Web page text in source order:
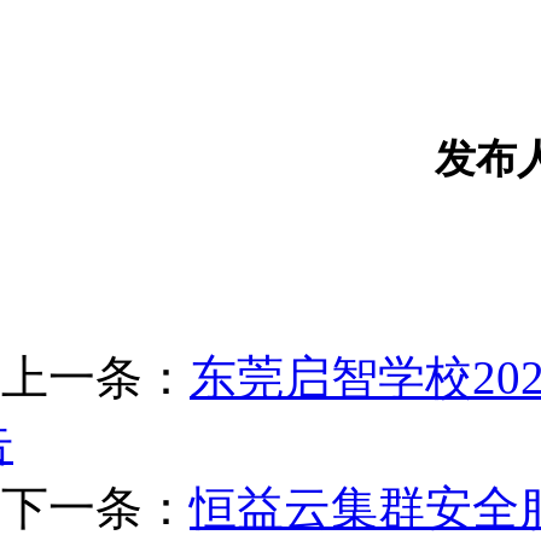
发布
上一条： 东莞启智学校
下一条：恒益云集群安全